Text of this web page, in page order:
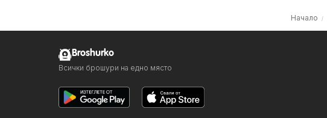
Начало
Broshurko
Всички брошури на едно място